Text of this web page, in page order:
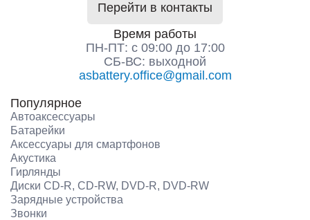
Перейти в контакты
Время работы
ПН-ПТ: с 09:00 до 17:00
СБ-ВС: выходной
asbattery.office@gmail.com
Популярное
Автоаксессуары
Батарейки
Аксессуары для смартфонов
Акустика
Гирлянды
Диски CD-R, CD-RW, DVD-R, DVD-RW
Зарядные устройства
Звонки